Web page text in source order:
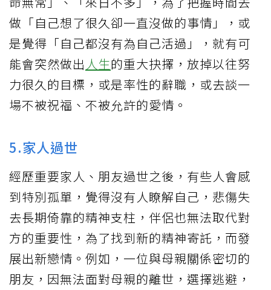
做「自己想了很久卻一直沒做的事情」，或
是覺得「自己都沒有為自己活過」，就有可
能會突然做出 人生的重大抉擇，放掉以往努
力很久的目標，或是率性的辭職，或去談一
場不被祝福、不被允許的愛情。
5.家人過世
經歷重要家人、朋友過世之後，有些人會感
到特別孤單，覺得沒有人瞭解自己，悲傷失
去長期倚靠的精神支柱，伴侶也無法取代對
方的重要性，為了找到新的精神寄託，而發
展出新戀情。例如，一位與母親關係密切的
朋友，因無法面對母親的離世，選擇逃避，